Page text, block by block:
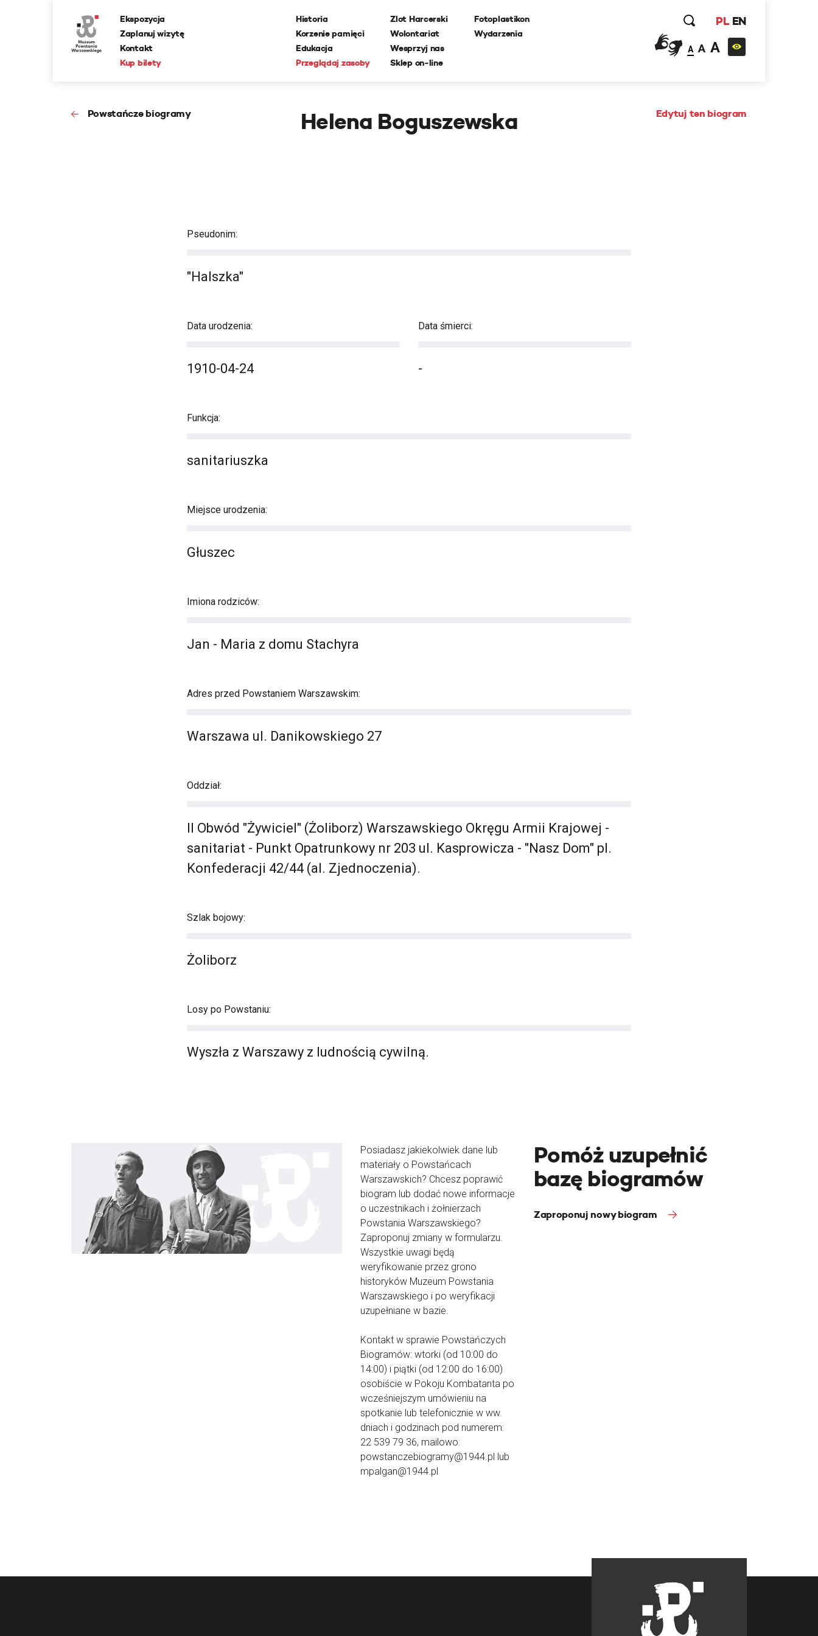
Ekspozycja
Zaplanuj wizytę
Kontakt
Kup bilety
Historia
Korzenie pamięci
Edukacja
Przeglądaj zasoby
Zlot Harcerski
Wolontariat
Wesprzyj nas
Sklep on-line
Fotoplastikon
Wydarzenia
PL EN
A A A
Powstańcze biogramy Edytuj ten biogram
Helena Boguszewska
Pseudonim:
"Halszka"
Data urodzenia:
1910-04-24
Data śmierci:
-
Funkcja:
sanitariuszka
Miejsce urodzenia:
Głuszec
Imiona rodziców:
Jan - Maria z domu Stachyra
Adres przed Powstaniem Warszawskim:
Warszawa ul. Danikowskiego 27
Oddział:
II Obwód "Żywiciel" (Żoliborz) Warszawskiego Okręgu Armii Krajowej -
sanitariat - Punkt Opatrunkowy nr 203 ul. Kasprowicza - "Nasz Dom" pl.
Konfederacji 42/44 (al. Zjednoczenia).
Szlak bojowy:
Żoliborz
Losy po Powstaniu:
Wyszła z Warszawy z ludnością cywilną.
Posiadasz jakiekolwiek dane lub
materiały o Powstańcach
Warszawskich? Chcesz poprawić
biogram lub dodać nowe informacje
o uczestnikach i żołnierzach
Powstania Warszawskiego?
Zaproponuj zmiany w formularzu.
Wszystkie uwagi będą
weryfikowanie przez grono
historyków Muzeum Powstania
Warszawskiego i po weryfikacji
uzupełniane w bazie.
Kontakt w sprawie Powstańczych
Biogramów: wtorki (od 10:00 do
14:00) i piątki (od 12:00 do 16:00)
osobiście w Pokoju Kombatanta po
wcześniejszym umówieniu na
spotkanie lub telefonicznie w ww.
dniach i godzinach pod numerem:
22 539 79 36, mailowo:
powstanczebiogramy@1944.pl lub
mpalgan@1944.pl
Pomóż uzupełnić
bazę biogramów
Zaproponuj nowy biogram